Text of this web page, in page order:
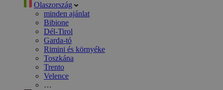
Olaszország
minden ajánlat
Bibione
Dél-Tirol
Garda-tó
Rimini és környéke
Toszkána
Trento
Velence
…